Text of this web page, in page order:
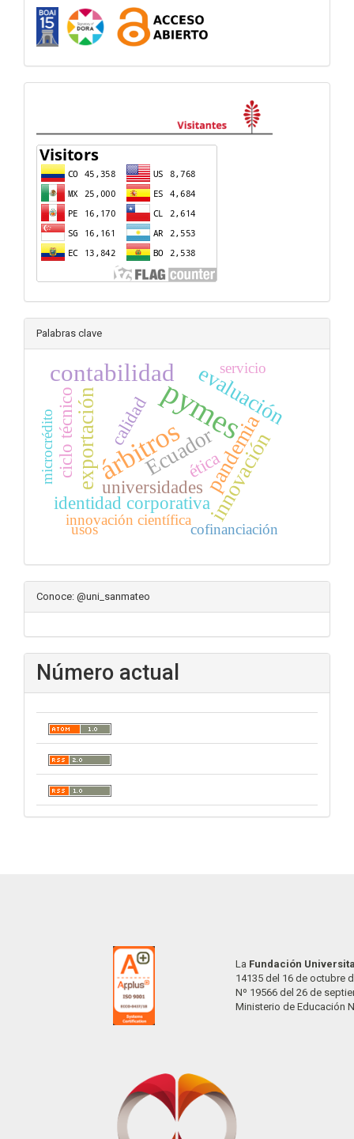
Palabras clave
pymes
árbitros
contabilidad
Ecuadorpandemia
exportación innovación
evaluación
ciclo técnico
universidades
identidad corporativa
ética
calidad
cofinanciación
microcrédito
innovación científica
usos
servicio
Conoce: @uni_sanmateo
Número actual
La Fundación
14135 del 16 de octubre
Nº 19566 del 26 de
Ministerio de Educación